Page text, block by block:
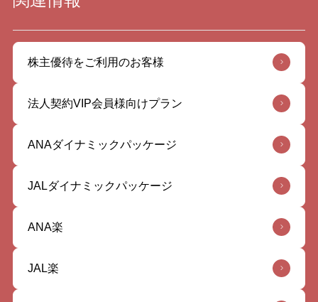
株主優待をご利用のお客様
法人契約VIP会員様向けプラン
ANAダイナミックパッケージ
JALダイナミックパッケージ
ANA楽
JAL楽